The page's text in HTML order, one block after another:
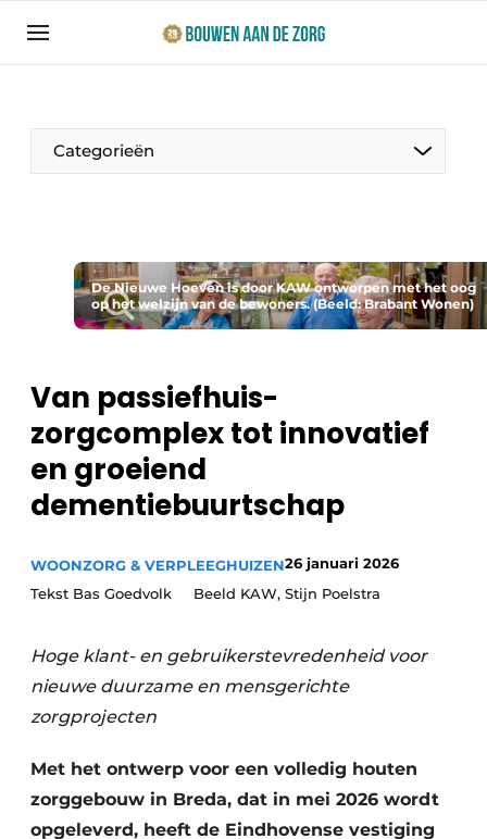
Aanmelden
Bedrijven
Bouwen aan de Zorg | Vakblad over bouw en
Direct contact
Evenement aanmelden
Jubileumboek
Meest gelezen
Nieuwsbrief
Podcasts
Vacature aanmelden
Video’s
Categorieën
Productinformatie
Evenementen
Ziekenhuizen
Woonzorg & Verpleeghuizen
Privéklinieken
Laboratoria
De Nieuwe Hoeven is door KAW ontworpen met het oog
op het welzijn van de bewoners. (Beeld: Brabant Wonen)
Van passiefhuis-
zorgcomplex tot innovatief
en groeiend
dementiebuurtschap
WOONZORG & VERPLEEGHUIZEN26 januari 2026
Tekst Bas Goedvolk Beeld KAW, Stijn Poelstra
Hoge klant- en gebruikerstevredenheid voor
nieuwe duurzame en mensgerichte
zorgprojecten
Met het ontwerp voor een volledig houten
zorggebouw in Breda, dat in mei 2026 wordt
opgeleverd, heeft de Eindhovense vestiging